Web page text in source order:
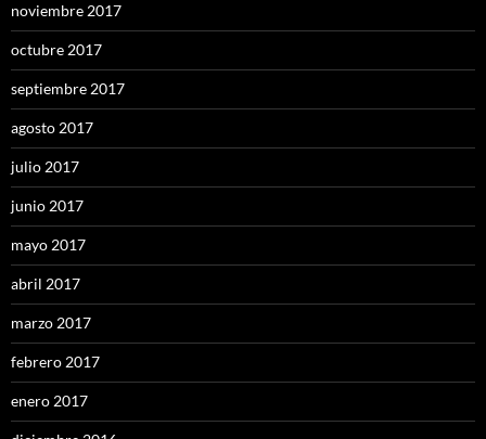
noviembre 2017
octubre 2017
septiembre 2017
agosto 2017
julio 2017
junio 2017
mayo 2017
abril 2017
marzo 2017
febrero 2017
enero 2017